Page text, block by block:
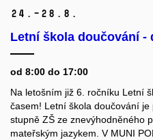
24.–28. 8.
Letní škola doučování -
od 8:00 do 17:00
Na letošním již 6. ročníku Letní
časem! Letní škola doučování
stupně ZŠ ze znevýhodněného
mateřským jazykem. V MUNI